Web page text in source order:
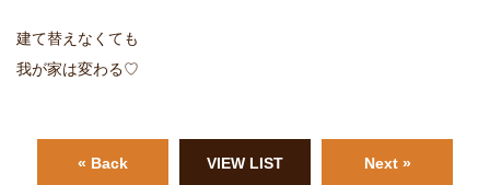
建て替えなくても
我が家は変わる♡
« Back VIEW LIST Next »